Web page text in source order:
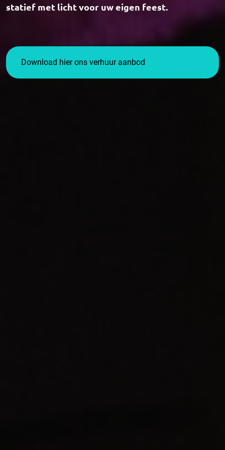
statief met licht voor uw eigen feest.
Download hier ons verhuur aanbod